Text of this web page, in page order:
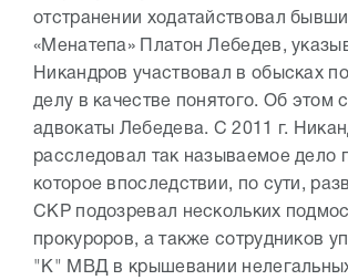
отстранении ходатайствовал
«Менатепа» Платон Лебедев,
Никандров участвовал в обысках
делу в качестве понятого. Об этом
адвокаты Лебедева. С 2011 г.
расследовал так называемое дело
которое впоследствии, по сути,
СКР подозревал нескольких
прокуроров, а также сотрудников
"К" МВД в крышевании